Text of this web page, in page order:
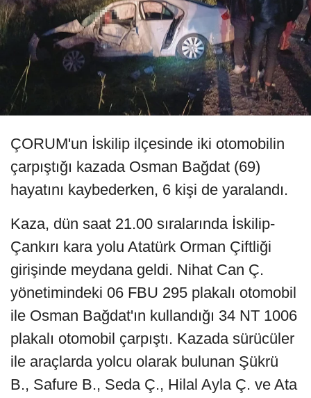
ÇORUM'un İskilip ilçesinde iki otomobilin
çarpıştığı kazada Osman Bağdat (69)
hayatını kaybederken, 6 kişi de yaralandı.
Kaza, dün saat 21.00 sıralarında İskilip-
Çankırı kara yolu Atatürk Orman Çiftliği
girişinde meydana geldi. Nihat Can Ç.
yönetimindeki 06 FBU 295 plakalı otomobil
ile Osman Bağdat'ın kullandığı 34 NT 1006
plakalı otomobil çarpıştı. Kazada sürücüler
ile araçlarda yolcu olarak bulunan Şükrü
B., Safure B., Seda Ç., Hilal Ayla Ç. ve Ata